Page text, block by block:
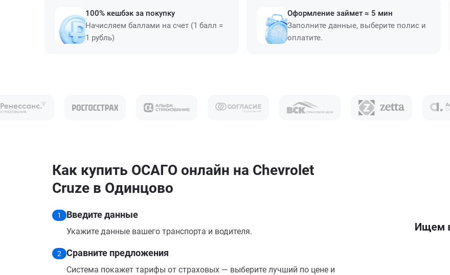
100% кешбэк за покупку
Начисляем баллами на счет (1 балл =
1 рубль)
Оформление займет ≈ 5 мин
Заполните данные, выберите полис и
оплатите.
Как купить ОСАГО онлайн на Chevrolet
Cruze в Одинцово
1 Введите данные
Укажите данные вашего транспорта и водителя.
2 Сравните предложения
Система покажет тарифы от страховых — выберите лучший по цене и